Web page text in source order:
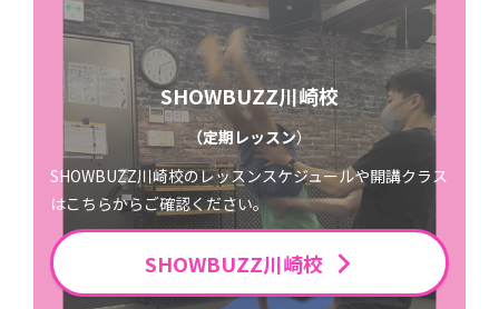
SHOWBUZZ川崎校
（定期レッスン）
SHOWBUZZ川崎校のレッスンスケジュールや開講クラス
はこちらからご確認ください。
SHOWBUZZ川崎校